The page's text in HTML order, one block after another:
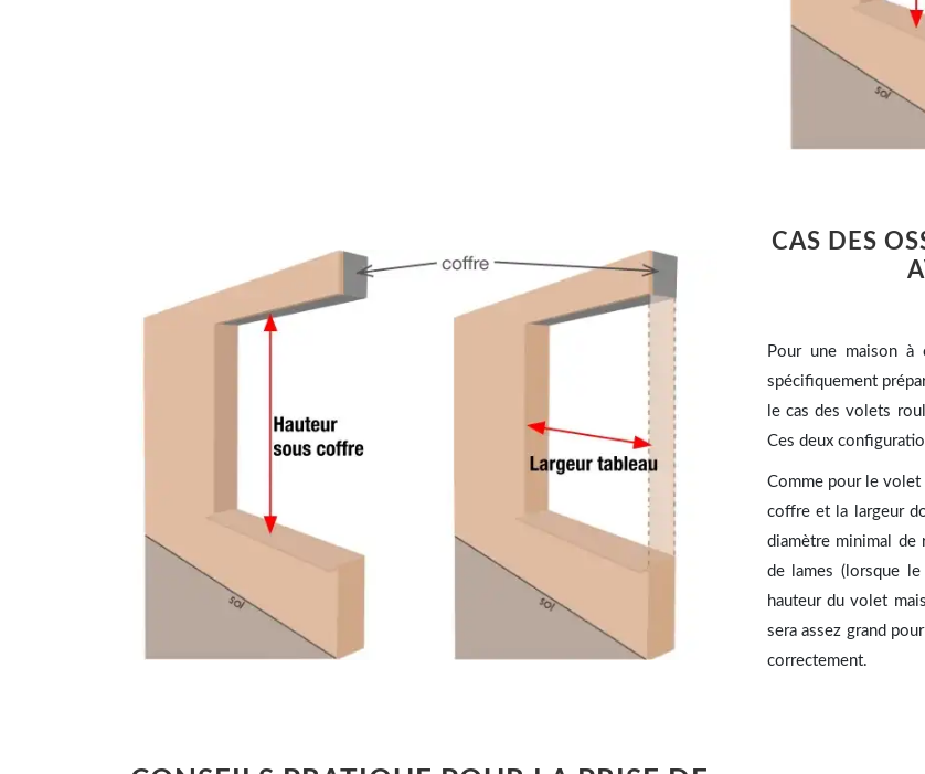
CAS DES
Pour une maison
spécifiquement
le cas des volets
Ces deux
Comme pour le
coffre et la largeur
diamètre minimal de
de lames (lorsque
hauteur du volet
sera assez grand
correctement.